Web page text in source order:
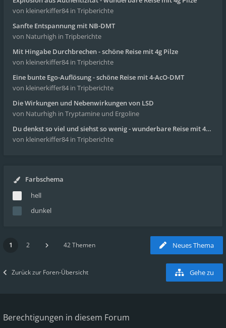
von kleinerkiffer84 in Tripberichte
Sanfte Entspannung mit NB-DMT
von Naturhigh in Tripberichte
Mit Hingabe Durchbrechen - schöne Reise mit 4g Pilze
von kleinerkiffer84 in Tripberichte
Eine bunte Ego-Auflösung - schöne Reise mit 4-AcO-DMT
von kleinerkiffer84 in Tripberichte
Die Wirkungen und Nebenwirkungen von LSD
von Naturhigh in Tryptamine und Ergoline
Du denkst so viel und siehst so wenig - wunderbare Reise mit 4g Pilze
von kleinerkiffer84 in Tripberichte
Farbschema
hell
dunkel
Neues Thema
1 2 42 Themen
Zurück zur Foren-Übersicht Gehe zu
Berechtigungen in diesem Forum